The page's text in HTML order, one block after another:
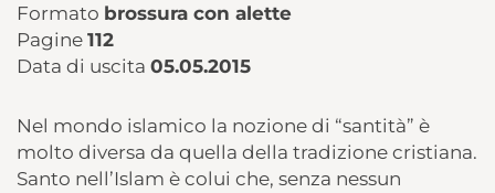
Formato brossura con alette
Pagine 112
Data di uscita 05.05.2015
Nel mondo islamico la nozione di “santità” è
molto diversa da quella della tradizione cristiana.
Santo nell’Islam è colui che, senza nessun